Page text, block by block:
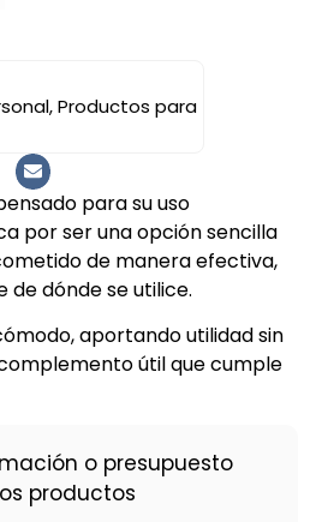
,Productos para
para su uso
por ser una opción sencilla
de manera efectiva,
dónde se utilice.
aportando utilidad sin
útil que cumple
o presupuesto
productos